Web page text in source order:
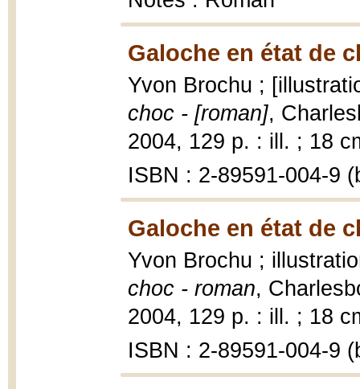
Galoche en état de
Yvon Brochu ;
choc - [roman],
2004, 129 p. : ill. ; 18
ISBN : 2-89591-004-9
Galoche en état de
Yvon Brochu ;
choc - roman,
2004, 129 p. : ill. ; 18
ISBN : 2-89591-004-9